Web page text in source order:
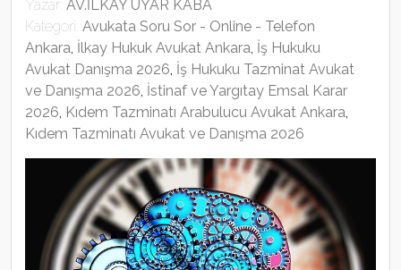
Yazar: AV.İLKAY UYAR KABA
Kategori: Avukata Soru Sor - Online - Telefon
Ankara, İlkay Hukuk Avukat Ankara, İş Hukuku
Avukat Danışma 2026, İş Hukuku Tazminat Avukat
ve Danışma 2026, İstinaf ve Yargıtay Emsal Karar
2026, Kıdem Tazminatı Arabulucu Avukat Ankara,
Kıdem Tazminatı Avukat ve Danışma 2026